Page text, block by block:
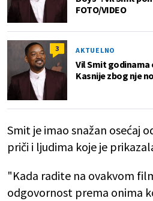
FOTO/VIDEO
3 AKTUELNO
Vil Smit
Kasnije zbog nje
Smit je imao snažan osećaj
priči i ljudima koje je
"Kada radite na ovakvom
odgovornost prema onima